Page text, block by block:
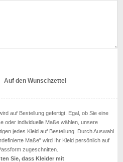
Auf den Wunschzettel
auf Bestellung gefertigt. Egal, ob Sie eine
oder individuelle Maße wählen, unsere
jedes Kleid auf Bestellung. Durch Auswahl
Maße" wird Ihr Kleid persönlich auf
zugeschnitten.
Sie, dass Kleider mit